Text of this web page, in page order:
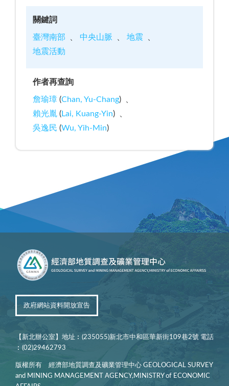
關鍵詞
臺灣南部 中央山脈
地震
地震活動
作者再查詢
詹瑜璋(Chan, Yu-Chang)
賴光胤(Lai, Kuang-Yin)
吳逸民 (Wu, Yih-Min)
政府網站資料開放宣告
【新北辦公室】地址︰(235055)新北市中和區華新街109巷2號 電話
︰(02)29462793
版權所有 經濟部地質調查及礦業管理中心 GEOLOGICAL SURVEY
and MINING MANAGEMENT AGENCY,MINISTRY of ECONOMIC